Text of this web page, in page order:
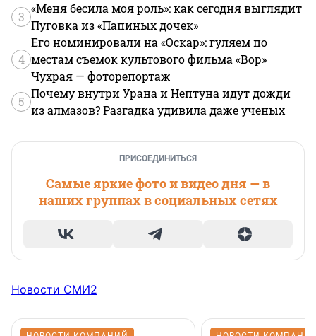
3
«Меня бесила моя роль»: как сегодня выглядит
Пуговка из «Папиных дочек»
4
Его номинировали на «Оскар»: гуляем по
местам съемок культового фильма «Вор»
Чухрая — фоторепортаж
5
Почему внутри Урана и Нептуна идут дожди
из алмазов? Разгадка удивила даже ученых
ПРИСОЕДИНИТЬСЯ
Самые яркие фото и видео дня — в
наших группах в социальных сетях
Новости СМИ2